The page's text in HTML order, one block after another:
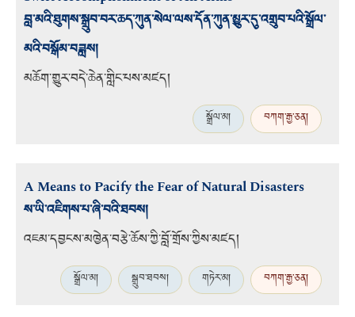
བླ་མའི་ཐུགས་སྒྲུབ་བར་ཆད་ཀུན་སེལ་ལས་དོན་ཀུན་མྱུར་དུ་འགྲུབ་པའི་སྒྲོལ་
མའི་བསྒོམ་བཟླས།
མཆོག་གྱུར་བདེ་ཆེན་གླིང་པས་མཛད།
སྒྲོལ་མ། བཀག་རྒྱ་ཅན།
A Means to Pacify the Fear of Natural Disasters
ས་ཡི་འཇིགས་པ་ཞི་བའི་ཐབས།
འཇམ་དབྱངས་མཁྱེན་བརྩེ་ཆོས་ཀྱི་བློ་གྲོས་ཀྱིས་མཛད།
སྒྲོལ་མ། སྒྲུབ་ཐབས། གཏེར་མ། བཀག་རྒྱ་ཅན།